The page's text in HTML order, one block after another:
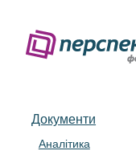
Документи
Аналітика